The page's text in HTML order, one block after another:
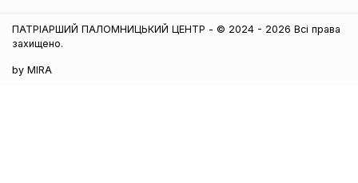
ПАТРІАРШИЙ ПАЛОМНИЦЬКИЙ ЦЕНТР - © 2024 - 2026 Всі права
захищено.
by MIRA